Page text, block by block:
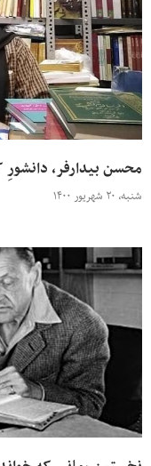
محسن بیدارفر،
شنبه، ۲۰ شهریور ۱۴۰۰